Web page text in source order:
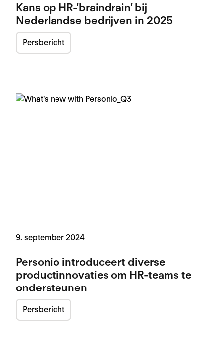
Kans op HR-‘braindrain’ bij
Nederlandse bedrijven in 2025
Persbericht
9. september 2024
Personio introduceert diverse
productinnovaties om HR-teams te
ondersteunen
Persbericht